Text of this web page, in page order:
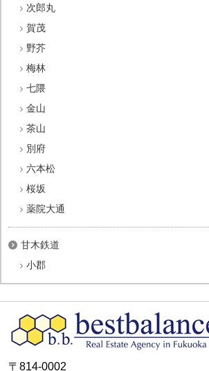
次郎丸
賀茂
野芥
梅林
七隈
金山
茶山
別府
六本松
桜坂
薬院大通
甘木鉄道
小郡
〒814-0002